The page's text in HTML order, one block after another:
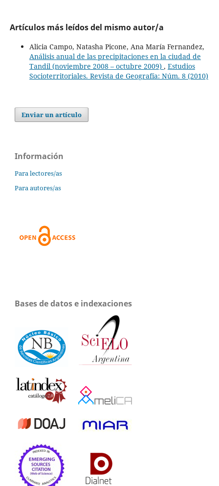
Artículos más leídos del mismo autor/a
Alicia Campo, Natasha Picone, Ana María Fernandez,
Análisis anual de las precipitaciones en la ciudad de
Tandil (noviembre 2008 – octubre 2009) , Estudios
Socioterritoriales. Revista de Geografía: Núm. 8 (2010)
Enviar un artículo
Información
Para lectores/as
Para autores/as
Bases de datos e indexaciones